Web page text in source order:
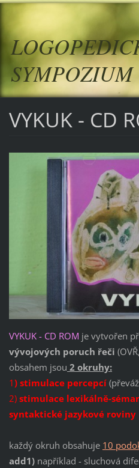
SYMPOZIUM
VYKUK - CD
VYKUK - CD ROM je vytvořen
vývojových poruch řeči
obsahem jsou 2 okruhy:
1) stimulace percepcí
2) stimulace lexikálně-
syntaktické jazykové roviny
každý okruh obsahuje 10
add1)například - sluchová